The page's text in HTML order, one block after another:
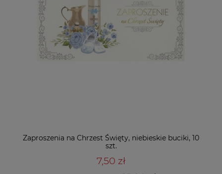
Zaproszenia na Chrzest Święty, niebieskie buciki, 10
szt.
7,50 zł